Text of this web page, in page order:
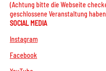
(Achtung bitte die Webseite
geschlossene Veranstaltung
SOCIAL MEDIA
Instagram
Facebook